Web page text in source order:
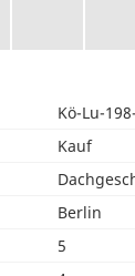
Kö-Lu-
Kauf
Berlin
5